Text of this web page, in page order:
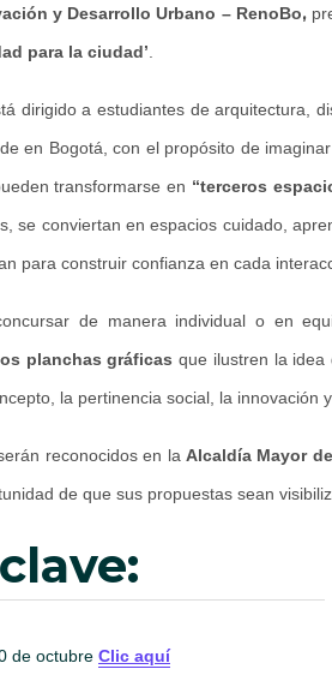
y Desarrollo Urbano – RenoBo,
para la ciudad’
dirigido a estudiantes de arquitectura,
en Bogotá, con el propósito de
transformarse en “terceros
se conviertan en espacios cuidado,
para construir confianza en cada
de manera individual o en
planchas gráficas que ilustren la idea
la pertinencia social, la innovación
reconocidos en la Alcaldía Mayor
de que sus propuestas sean
de octubre Clic aquí